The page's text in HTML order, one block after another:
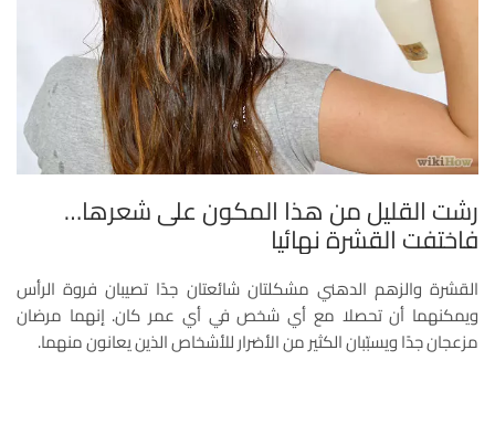
رشت القليل من هذا المكون على شعرها…
فاختفت القشرة نهائيا
القشرة والزهم الدهني مشكلتان شائعتان جدًا تصيبان فروة الرأس
ويمكنهما أن تحصلا مع أي شخص في أي عمر كان. إنهما مرضان
مزعجان جدًا ويسبّبان الكثير من الأضرار للأشخاص الذين يعانون منهما.